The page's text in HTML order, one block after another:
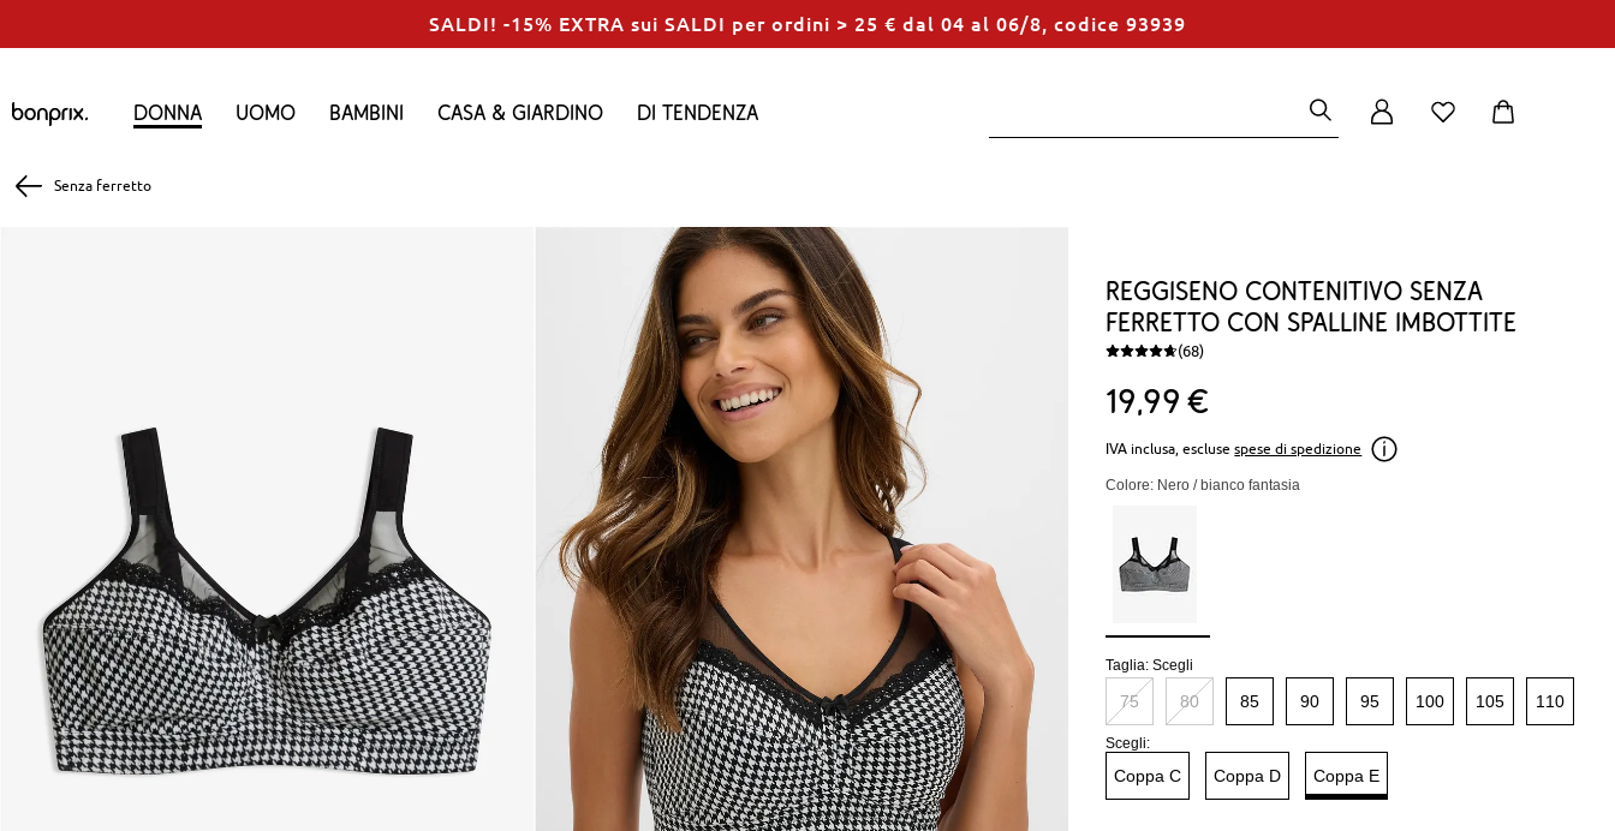
SALDI! -15% EXTRA sui SALDI per ordini > 25 € dal 04 al 06/8, codice 93939
Donna Uomo Bambini Casa & Giardino Di tendenza
Senza ferretto
Reggiseno contenitivo senza
ferretto con spalline imbottite
(68)
19 99 €
IVA inclusa, escluse spese di spedizione
Colore: Nero / bianco fantasia
Taglia:Scegli
75 80 85 90 95 100 105 110
Scegli:
Coppa C Coppa D Coppa E